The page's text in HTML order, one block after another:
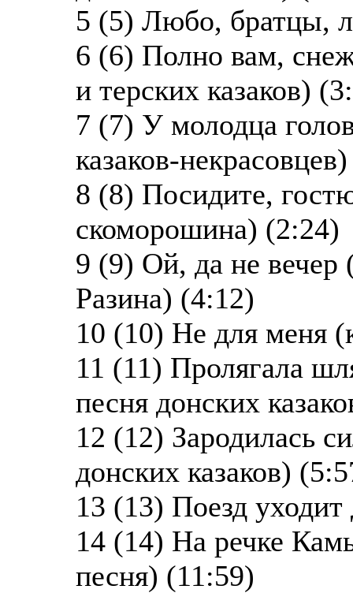
5 (5) Любо, братцы,
6 (6) Полно вам,
и терских казаков)
7 (7) У молодца
казаков-
8 (8) Посидите,
скоморошина) (2:24)
9 (9) Ой, да не вечер
Разина) (4:12)
10 (10) Не для меня
11 (11) Пролягала
песня донских
12 (12) Зародилась
донских казаков)
13 (13) Поезд
14 (14) На речке
песня) (11:59)